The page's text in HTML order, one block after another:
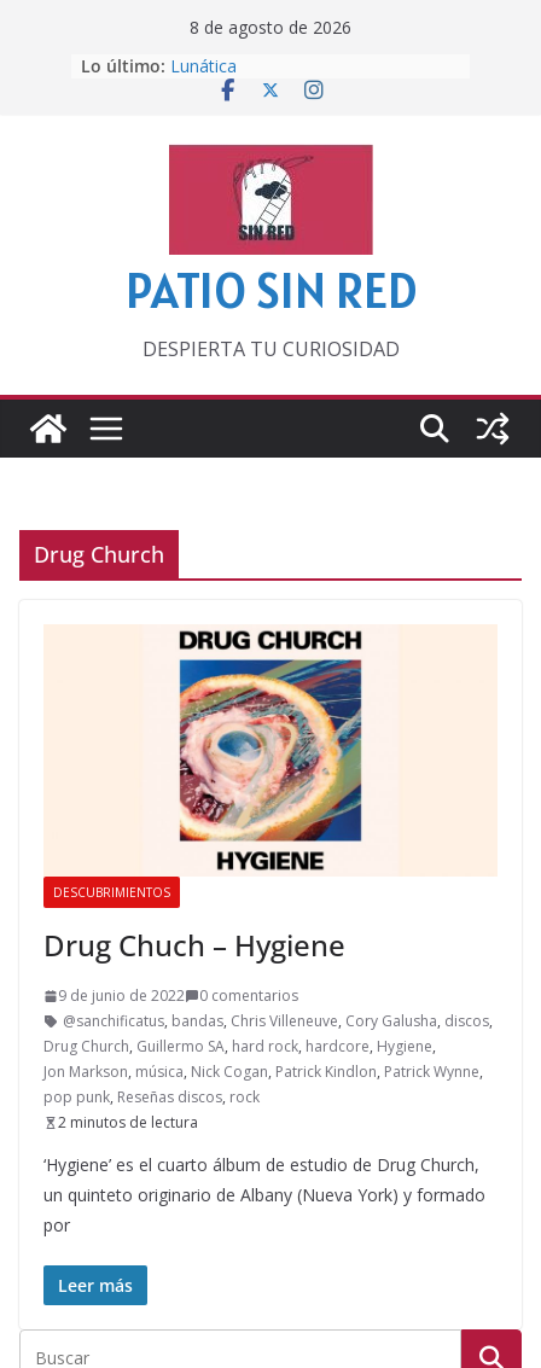
8 de agosto de 2026
Lo último: Lunática
Pero, hasta entonces…
‘La broma infinita’ de recomendar
lecturas veraniegas
Otra del Mundial
PATIO SIN RED
DESPIERTA TU CURIOSIDAD
Drug Church
DESCUBRIMIENTOS
Drug Chuch – Hygiene
9 de junio de 2022
0 comentarios
@sanchificatus, bandas, Chris Villeneuve, Cory Galusha, discos,
Drug Church, Guillermo SA, hard rock, hardcore, Hygiene,
Jon Markson, música, Nick Cogan, Patrick Kindlon, Patrick Wynne,
pop punk, Reseñas discos, rock
2 minutos de lectura
‘Hygiene’ es el cuarto álbum de estudio de Drug Church,
un quinteto originario de Albany (Nueva York) y formado
por
Leer más